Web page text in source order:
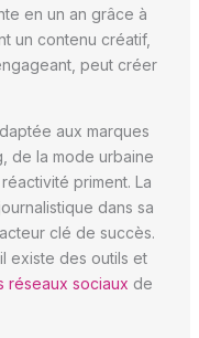
en un an grâce à
un contenu créatif,
peut créer
aux marques
de la mode urbaine
priment. La
dans sa
clé de succès.
existe des outils et
réseaux sociaux de